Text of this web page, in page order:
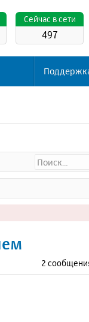
Cейчас в сети
497
2